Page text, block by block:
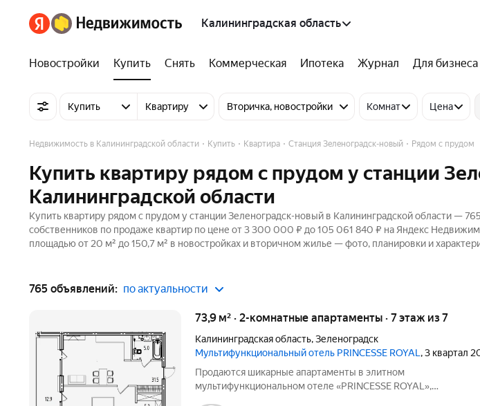
Калининградская область
Новостройки Купить Снять Коммерческая Ипотека Журнал Для бизнеса
Купить Квартиру Вторичка, новостройки Комнат Цена
Недвижимость в Калининградской области Купить Квартира Станция Зеленоградск-новый Рядом с прудом
Купить квартиру рядом с прудом у станции
Калининградской области
Купить квартиру рядом с прудом у станции Зеленоградск-новый в Калининградской области —
собственников по продаже квартир по цене от 3 300 000 ₽ до 105 061 840 ₽ на Яндекс
площадью от 20 м² до 150,7 м² в новостройках и вторичном жилье — фото, планировки и
765 объявлений: по актуальности
73,9 м² · 2-комнатные апартаменты · 7 этаж из 7
Калининградская область,Зеленоградск
Мультифункциональный отель PRINCESSE ROYAL , 3 квартал
Продаются шикарные апартаменты в элитном
мультифункциональном отеле «PRINCESSE ROYAL»,